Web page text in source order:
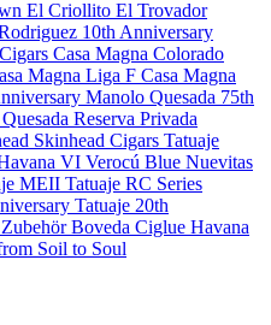
El Criollito El Trovador
10th Anniversary
Casa Magna Colorado
Magna Liga F Casa Magna
Manolo Quesada 75th
Quesada Reserva Privada
Skinhead Cigars Tatuaje
VI Verocú Blue Nuevitas
MEII Tatuaje RC Series
Tatuaje 20th
ZubehörBoveda Ciglue Havana
Soil to Soul